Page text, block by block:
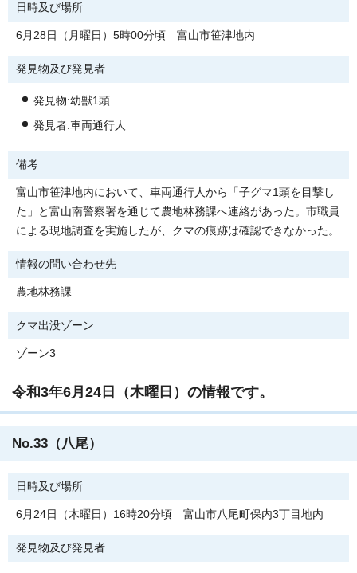
日時及び場所
6月28日（月曜日）5時00分頃 富山市笹津地内
発見物及び発見者
発見物:幼獣1頭
発見者:車両通行人
備考
富山市笹津地内において、車両通行人から「子グマ1頭を目撃し
た」と富山南警察署を通じて農地林務課へ連絡があった。市職員
による現地調査を実施したが、クマの痕跡は確認できなかった。
情報の問い合わせ先
農地林務課
クマ出没ゾーン
ゾーン3
令和3年6月24日（木曜日）の情報です。
No.33（八尾）
日時及び場所
6月24日（木曜日）16時20分頃 富山市八尾町保内3丁目地内
発見物及び発見者